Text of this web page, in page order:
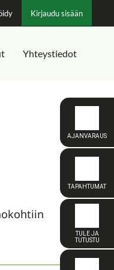
Kirjaudu sisään
Yhteystiedot